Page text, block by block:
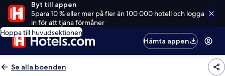
Byt till appen
Spara 10 % eller mer på fler än 100 000 hotell och logga
in för att tjäna förmåner
Hoppa till huvudsektionen
Hämta appen
Se alla boenden